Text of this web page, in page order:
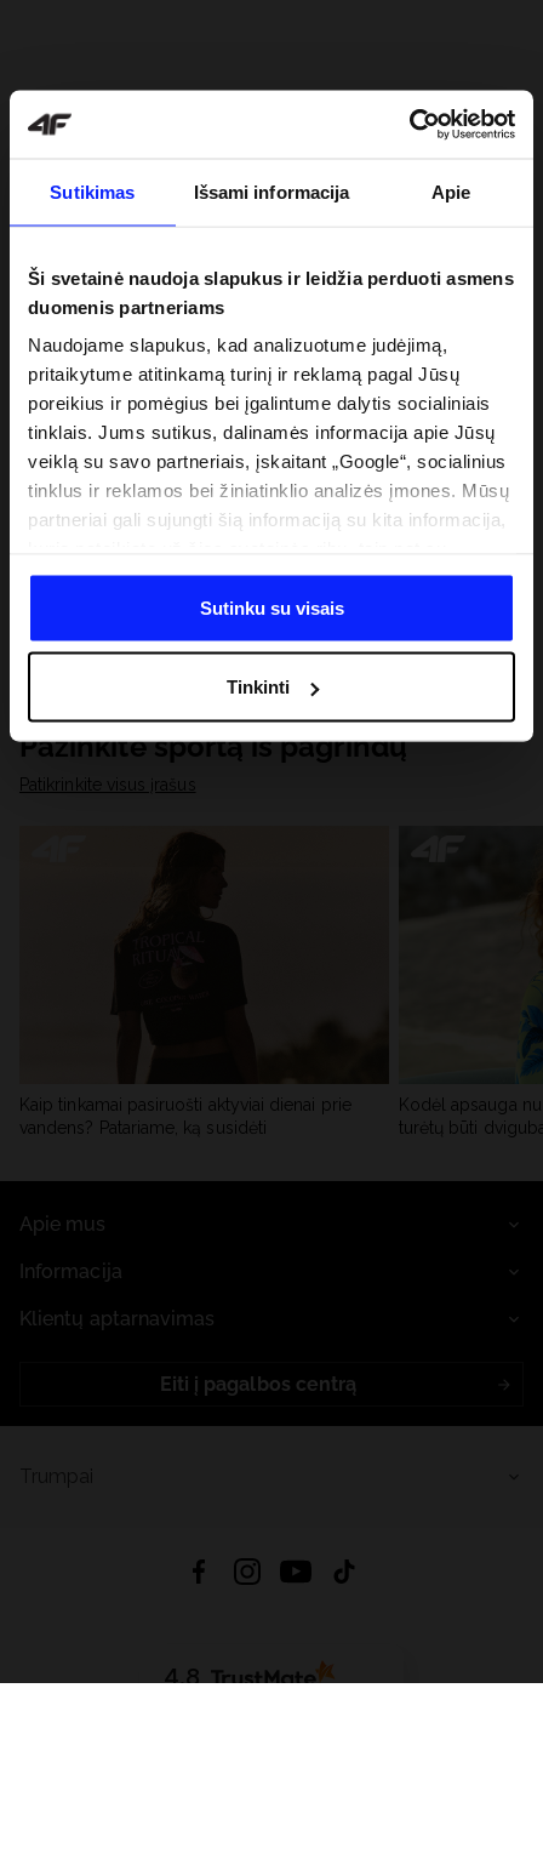
Sutikimas Išsami informacija Apie
Ši svetainė naudoja slapukus ir leidžia perduoti asmens
duomenis partneriams
Naudojame slapukus, kad analizuotume judėjimą,
pritaikytume atitinkamą turinį ir reklamą pagal Jūsų
poreikius ir pomėgius bei įgalintume dalytis socialiniais
tinklais. Jums sutikus, dalinamės informacija apie Jūsų
veiklą su savo partneriais, įskaitant „Google“, socialinius
tinklus ir reklamos bei žiniatinklio analizės įmones. Mūsų
partneriai gali sujungti šią informaciją su kita informacija,
duomenimis, kuriuos jie gauna, kai naudojatės jų
paslaugomis. Gavus Jūsų leidimą, mes galime perduoti
Jūsų asmeninę informaciją savo partneriams, siekdami
analitinius tyrimus, pritaikyti turinį ir tobulinti mūsų
partnerių siūlomus sprendimus (pvz., socialinius tinklus).
Išsamią informaciją rasite mūsų Privatumo politikoje ir
skiltyje „Išsami informacija“.
Sutinku su visais
Tinkinti
Pažinkite sportą iš pagrindų
Patikrinkite visus įrašus
Kaip tinkamai pasiruošti aktyviai dienai prie
vandens? Patariame, ką susidėti
Kodėl apsauga
turėtų būti
Apie mus
Informacija
Klientų aptarnavimas
Eiti į pagalbos centrą
4.8